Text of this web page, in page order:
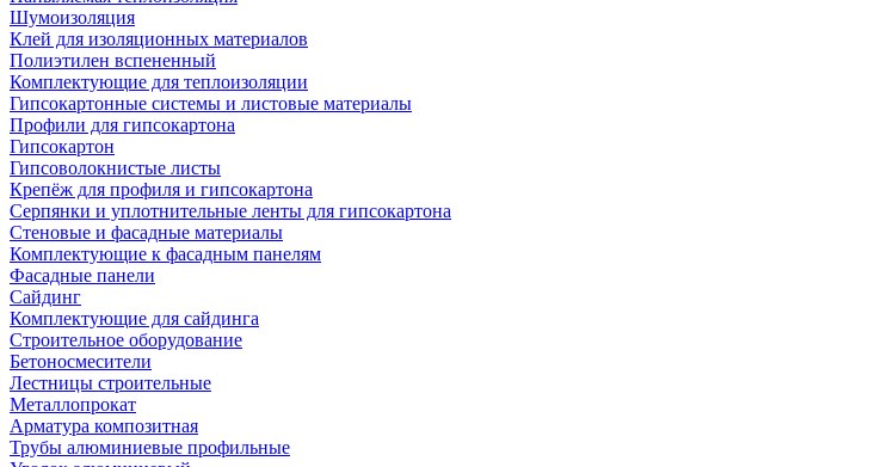
Шумоизоляция
Клей для изоляционных материалов
Полиэтилен вспененный
Комплектующие для теплоизоляции
Гипсокартонные системы и листовые материалы
Профили для гипсокартона
Гипсокартон
Гипсоволокнистые листы
Крепёж для профиля и гипсокартона
Серпянки и уплотнительные ленты для гипсокартона
Стеновые и фасадные материалы
Комплектующие к фасадным панелям
Фасадные панели
Сайдинг
Комплектующие для сайдинга
Строительное оборудование
Бетоносмесители
Лестницы строительные
Металлопрокат
Арматура композитная
Трубы алюминиевые профильные